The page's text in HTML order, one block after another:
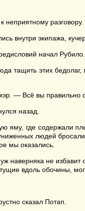
разговору.
внутри экипажа,
начал Рубило.
тащить этих
— Всё вы правильно
назад.
яму, где содержали
людей
мы оказались.
наверняка не избавит
вдоль обочины,
сказал Потап.